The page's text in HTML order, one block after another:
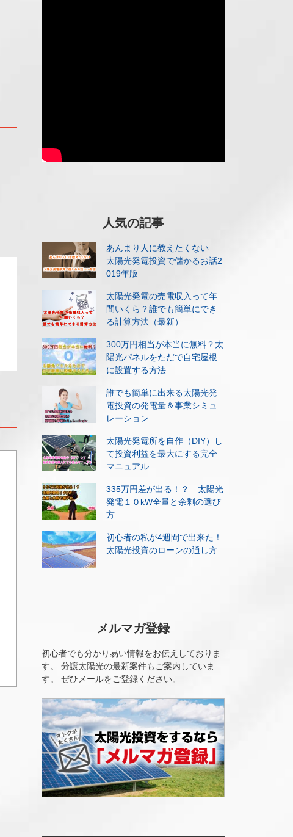
人気の記事
あんまり人に教えたくない
太陽光発電投資で儲かるお話2
019年版
太陽光発電の売電収入って年
間いくら？誰でも簡単にでき
る計算方法（最新）
300万円相当が本当に無料？太
陽光パネルをただで自宅屋根
に設置する方法
誰でも簡単に出来る太陽光発
電投資の発電量＆事業シミュ
レーション
太陽光発電所を自作（DIY）し
て投資利益を最大にする完全
マニュアル
335万円差が出る！？ 太陽光
発電１０kW全量と余剰の選び
方
初心者の私が4週間で出来た！
太陽光投資のローンの通し方
メルマガ登録
初心者でも分かり易い情報をお伝えしておりま
す。 分譲太陽光の最新案件もご案内していま
す。 ぜひメールをご登録ください。